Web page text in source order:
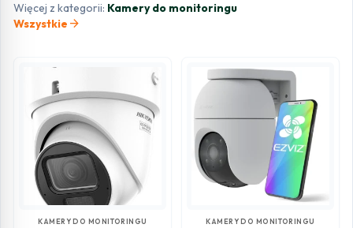
Więcej z kategorii: Kamery do monitoringu
Wszystkie arrow_forward
KAMERY DO MONITORINGU KAMERY DO MONITORINGU